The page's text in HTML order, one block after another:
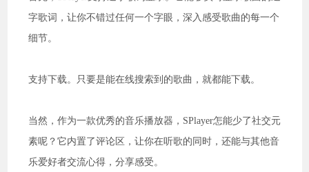
字歌词，让你不错过任何一个字眼，深入感受歌曲的每一个
细节。
支持下载。只要是能在线搜索到的歌曲，就都能下载。
当然，作为一款优秀的音乐播放器，SPlayer怎能少了社交元
素呢？它内置了评论区，让你在听歌的同时，还能与其他音
乐爱好者交流心得，分享感受。